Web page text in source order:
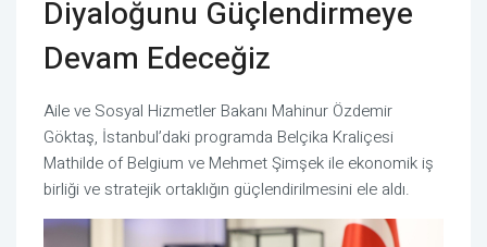
Diyaloğunu Güçlendirmeye
Devam Edeceğiz
Aile ve Sosyal Hizmetler Bakanı Mahinur Özdemir
Göktaş, İstanbul’daki programda Belçika Kraliçesi
Mathilde of Belgium ve Mehmet Şimşek ile ekonomik iş
birliği ve stratejik ortaklığın güçlendirilmesini ele aldı.